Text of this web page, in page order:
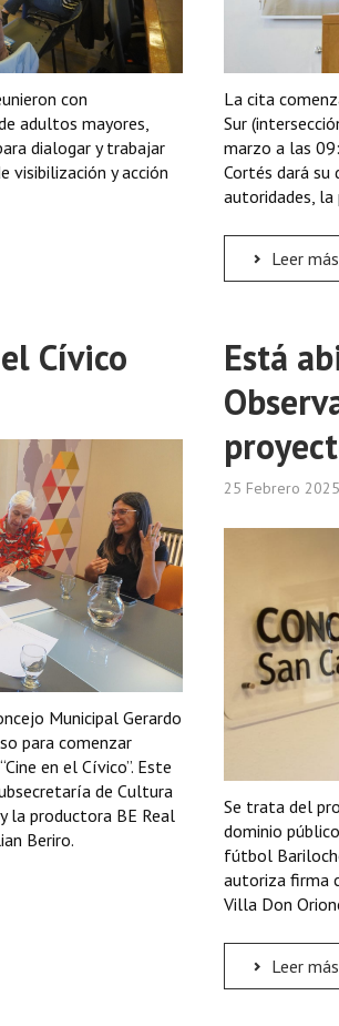
con
adultos mayores,
dialogar y trabajar
visibilización y acción
La cita
Sur
marzo a las
Cortés dará su
autoridades, la
Leer
Cívico
Municipal Gerardo
para comenzar
en el Cívico”. Este
de Cultura
la productora BE Real
Beriro.
Está
25 Febrero 2025
Se trata del
dominio
fútbol
autoriza firma
Villa Don
Leer